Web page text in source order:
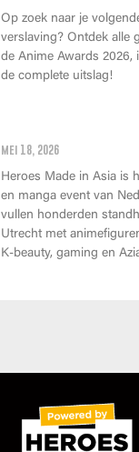
Op zoek naar je
verslaving? Ontdek alle
de Anime Awards 2026,
de complete uitslag!
mei 18, 2026
Heroes Made in Asia is
en manga event van
vullen honderden
Utrecht met
K-beauty, gaming en